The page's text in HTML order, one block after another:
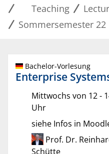
Teaching
Sommersemester 22
Bachelor-Vorlesung
Enterprise
Mittwochs von 12 -
Uhr
siehe Infos in
Prof. Dr.
Schütte